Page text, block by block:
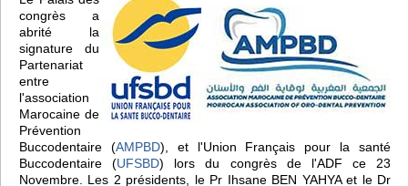
congrès a
abrité la
signature du
Partenariat
entre
l'association
Marocaine de
Prévention
Buccodentaire (AMPBD), et l'Union Français pour la santé
Buccodentaire (UFSBD) lors du congrès de l'ADF ce 23
Novembre. Les 2 présidents, le Pr Ihsane BEN YAHYA et le Dr